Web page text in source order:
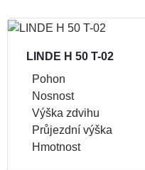
LINDE H 50 T-02
Pohon
Nosnost
Výška zdvihu
Průjezdní výška
Hmotnost